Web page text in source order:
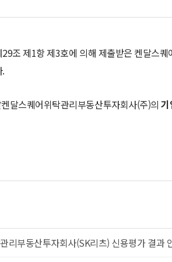
조 제1항 제3호에 의해 제출받은 켄달스
달스퀘어위탁관리부동산투자회사(주)의
리부동산투자회사(SK리츠) 신용평가 결과